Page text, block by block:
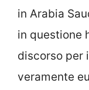
in Arabia
in questione
discorso per
veramente